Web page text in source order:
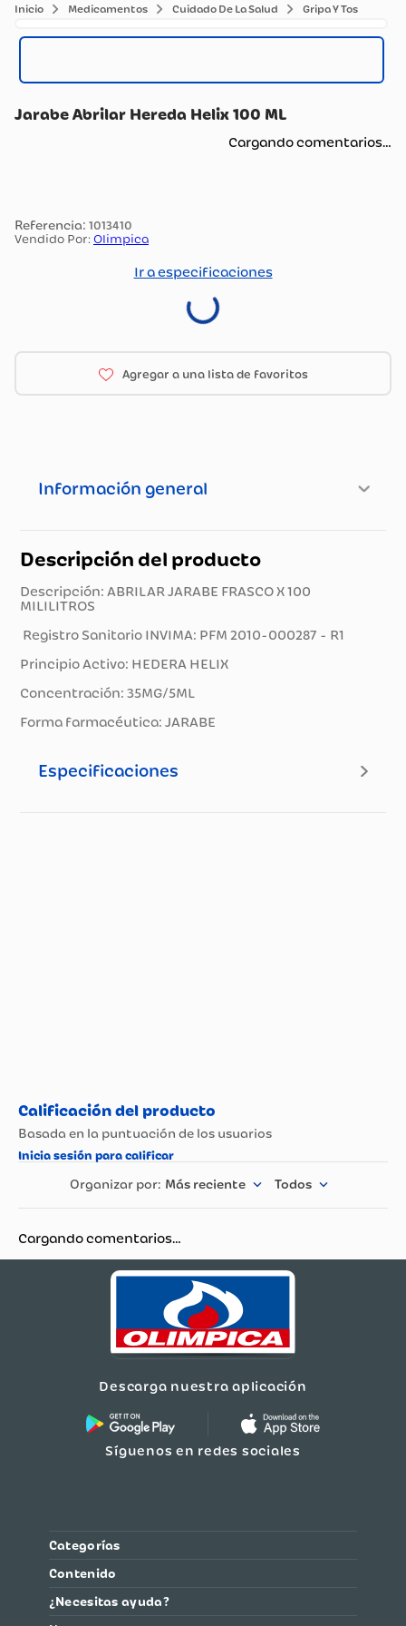
Medicamentos Cuidado De La Salud Gripa Y Tos
Jarabe Abrilar Hereda Helix 100 ML
Cargando comentarios…
: 1013410
Vendido Por: Olimpica
Ir a especificaciones
Información general
Descripción del producto
Descripción: ABRILAR JARABE FRASCO X 100
MILILITROS
Registro Sanitario INVIMA: PFM 2010-000287 - R1
Principio Activo: HEDERA HELIX
Concentración: 35MG/5ML
Forma farmacéutica: JARABE
Especificaciones
Más reciente Todos
Cargando comentarios…
Descarga nuestra aplicación
Síguenos en redes sociales
Categorías
Contenido
¿Necesitas ayuda?